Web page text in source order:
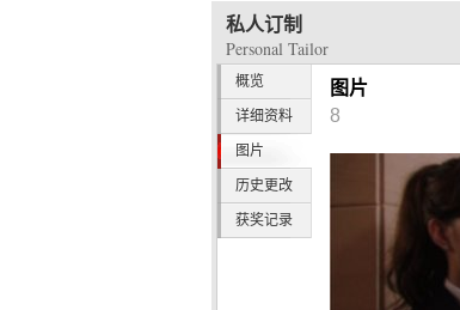
私人订制
Personal Tailor
概览
详细资料
图片
历史更改
获奖记录
图片
8